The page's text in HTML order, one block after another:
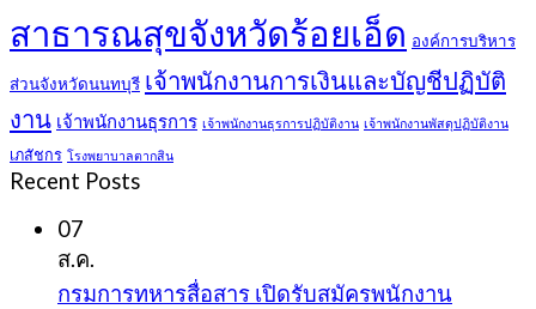
สาธารณสุขจังหวัดร้อยเอ็ด องค์การบริหาร
ส่วนจังหวัดนนทบุรี เจ้าพนักงานการเงินและบัญชีปฏิบัติ
งาน เจ้าพนักงานธุรการ เจ้าพนักงานธุรการปฏิบัติงาน เจ้าพนักงานพัสดุปฏิบัติงาน
เภสัชกร โรงพยาบาลตากสิน
Recent Posts
07
ส.ค.
กรมการทหารสื่อสาร เปิดรับสมัครพนักงาน